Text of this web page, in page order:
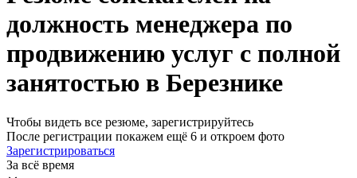
должность менеджера по
продвижению услуг с полной
занятостью в Березнике
Чтобы видеть все резюме, зарегистрируйтесь
После регистрации покажем ещё 6 и откроем фото
Зарегистрироваться
За всё время